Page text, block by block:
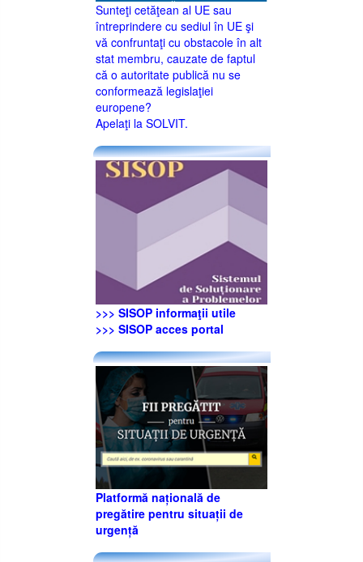
Sunteţi cetăţean al UE sau
întreprindere cu sediul în UE şi
vă confruntaţi cu obstacole în alt
stat membru, cauzate de faptul
că o autoritate publică nu se
conformează legislaţiei
europene?
Apelaţi la SOLVIT.
>>> SISOP informaţii utile
>>> SISOP acces portal
Platformă națională de
pregătire pentru situații de
urgență